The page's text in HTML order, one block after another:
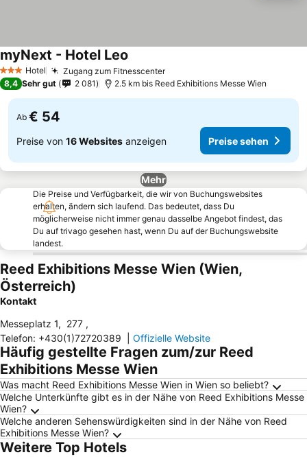
3 SterneHotel Zugang zum FitnesscenterPreise sehen
myNext - Hotel Leo
8,4 Sehr gut 2 081 2.5 km bis Reed Exhibitions Messe Wien
Ab € 54
Preise von 16 Websites anzeigen Preise sehen
Mehr
Die Preise und Verfügbarkeit, die wir von Buchungswebsites
erhalten, ändern sich laufend. Das bedeutet, dass Du
möglicherweise nicht immer genau dasselbe Angebot findest, das
Du auf trivago gesehen hast, wenn Du auf der Buchungswebsite
landest.
Reed Exhibitions Messe Wien (Wien,
Österreich)
Kontakt
Messeplatz 1, 277 ,
Telefon: +430(1)72720389 Offizielle Website
Häufig gestellte Fragen zum/zur Reed
Exhibitions Messe Wien
Was macht Reed Exhibitions Messe Wien in Wien so beliebt?
Welche Unterkünfte gibt es in der Nähe von Reed Exhibitions Messe
Wien?
Welche anderen Sehenswürdigkeiten sind in der Nähe von Reed
Exhibitions Messe Wien?
Weitere Top Hotels